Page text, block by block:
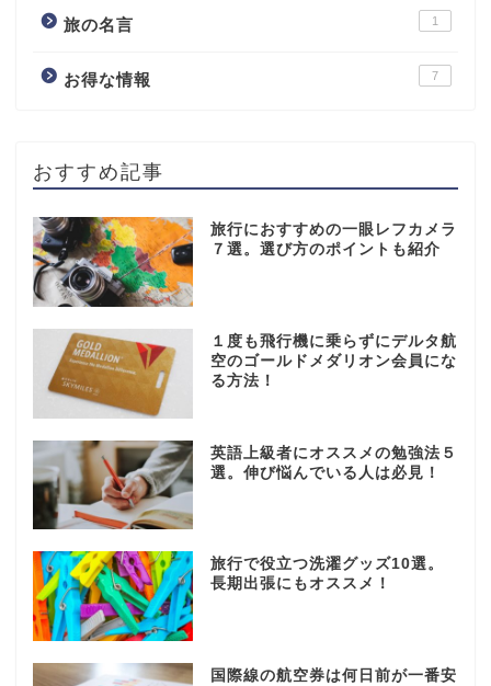
旅の名言 1
お得な情報 7
おすすめ記事
旅行におすすめの一眼レフカメラ
７選。選び方のポイントも紹介
１度も飛行機に乗らずにデルタ航
空のゴールドメダリオン会員にな
る方法！
英語上級者にオススメの勉強法５
選。伸び悩んでいる人は必見！
旅行で役立つ洗濯グッズ10選。
長期出張にもオススメ！
国際線の航空券は何日前が一番安